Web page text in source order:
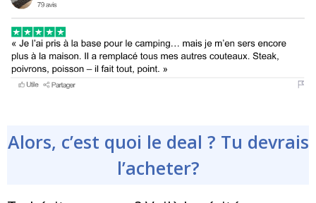
Alors, c’est quoi le deal ? Tu devrais
l’acheter?